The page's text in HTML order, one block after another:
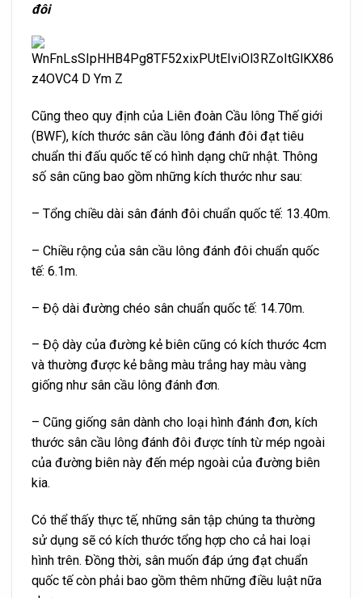
đôi
Cũng theo quy định của Liên đoàn Cầu lông Thế giới
(BWF), kích thước sân cầu lông đánh đôi đạt tiêu
chuẩn thi đấu quốc tế có hình dạng chữ nhật. Thông
số sân cũng bao gồm những kích thước như sau:
– Tổng chiều dài sân đánh đôi chuẩn quốc tế: 13.40m.
– Chiều rộng của sân cầu lông đánh đôi chuẩn quốc
tế: 6.1m.
– Độ dài đường chéo sân chuẩn quốc tế: 14.70m.
– Độ dày của đường kẻ biên cũng có kích thước 4cm
và thường được kẻ bằng màu trắng hay màu vàng
giống như sân cầu lông đánh đơn.
– Cũng giống sân dành cho loại hình đánh đơn, kích
thước sân cầu lông đánh đôi được tính từ mép ngoài
của đường biên này đến mép ngoài của đường biên
kia.
Có thể thấy thực tế, những sân tập chúng ta thường
sử dụng sẽ có kích thước tổng hợp cho cả hai loại
hình trên. Đồng thời, sân muốn đáp ứng đạt chuẩn
quốc tế còn phải bao gồm thêm những điều luật nữa